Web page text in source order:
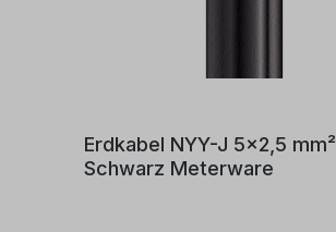
Erdkabel NYY-J 5x2,5 mm²
Schwarz Meterware